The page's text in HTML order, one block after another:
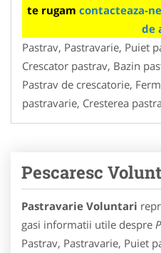
te rugam contacteaza-
de
Pastrav, Pastravarie, Puiet
Crescator pastrav, Bazin
Pastrav de crescatorie,
pastravarie, Cresterea
Pescaresc
Pastravarie Voluntari
gasi informatii utile despre
Pastrav, Pastravarie, Puiet